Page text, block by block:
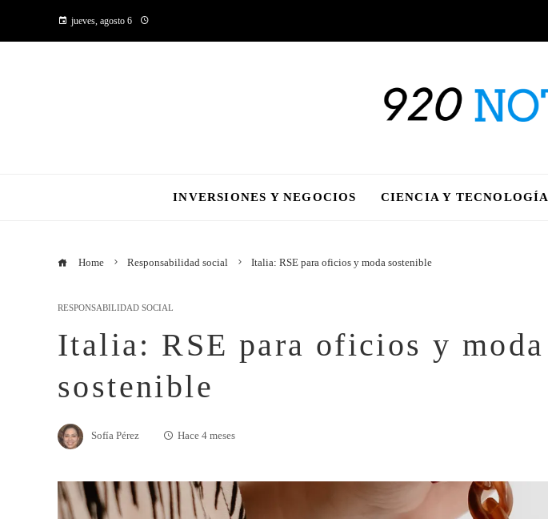
jueves, agosto 6
INVERSIONES Y NEGOCIOS CIENCIA Y TECNOLOGÍA
Home Responsabilidad social Italia: RSE para oficios y moda sostenible
RESPONSABILIDAD SOCIAL
Italia: RSE para oficios y moda
sostenible
Sofía Pérez Hace 4 meses